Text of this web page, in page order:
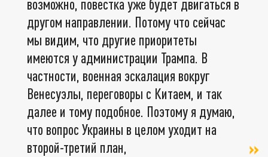
возможно, повестка уже будет двигаться в
другом направлении. Потому что сейчас
мы видим, что другие приоритеты
имеются у администрации Трампа. В
частности, военная эскалация вокруг
Венесуэлы, переговоры с Китаем, и так
далее и тому подобное. Поэтому я думаю,
что вопрос Украины в целом уходит на
второй-третий план,